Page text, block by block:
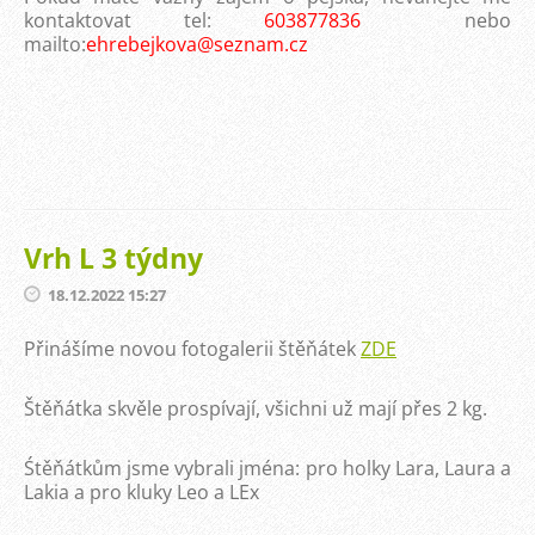
kontaktovat tel: 603877836 nebo
mailto:ehrebejkova@seznam.cz
Vrh L 3 týdny
18.12.2022 15:27
Přinášíme novou fotogalerii štěňátekZDE
Štěňátka skvěle prospívají, všichni už mají přes 2 kg.
Śtěňátkům jsme vybrali jména: pro holky Lara, Laura a
Lakia a pro kluky Leo a LEx